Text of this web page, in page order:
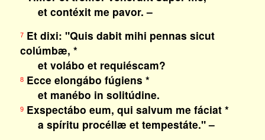
et contéxit me pavor. –
7Et dixi: "Quis dabit mihi pennas sicut
colúmbæ, *
et volábo et requiéscam?
8Ecce elongábo fúgiens *
et manébo in solitúdine.
9Exspectábo eum, qui salvum me fáciat *
a spíritu procéllæ et tempestáte." –